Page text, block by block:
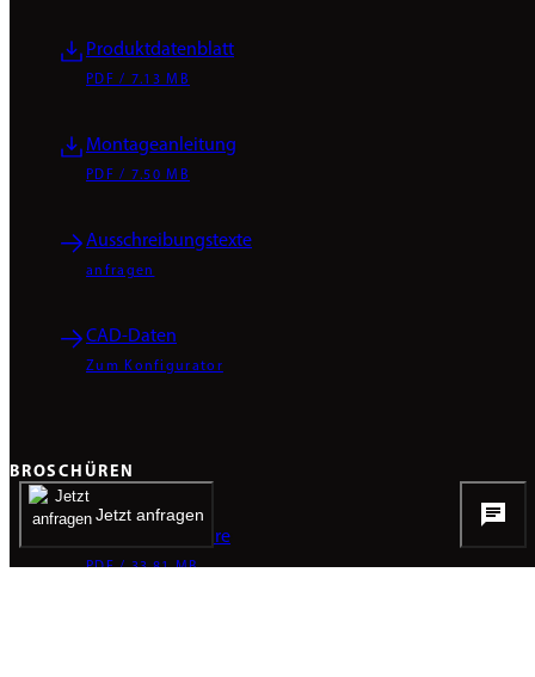
Produktdatenblatt
PDF / 7.13 MB
Montageanleitung
PDF / 7.50 MB
Ausschreibungstexte
anfragen
CAD-Daten
Zum Konfigurator
BROSCHÜREN
Produktbroschüre
PDF / 33.81 MB
Jetzt anfragen